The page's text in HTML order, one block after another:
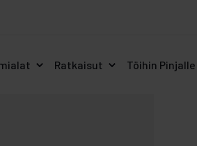
Ratkaisut Töihin Pinjalle